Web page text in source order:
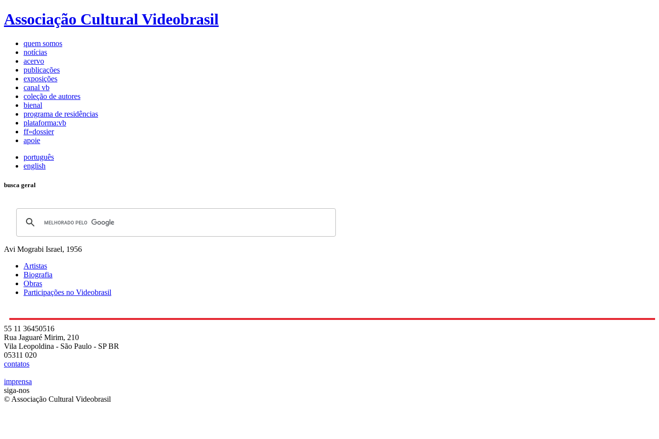
Associação Cultural Videobrasil
quem somos
notícias
acervo
publicações
exposições
canal vb
coleção de autores
bienal
programa de residências
plataforma:vb
ff»dossier
apoie
português
english
busca geral
Avi Mograbi Israel, 1956
Artistas
Biografia
Obras
Participações no Videobrasil
55 11 36450516
Rua Jaguaré Mirim, 210
Vila Leopoldina - São Paulo - SP BR
05311 020
contatos
imprensa
siga-nos
© Associação Cultural Videobrasil